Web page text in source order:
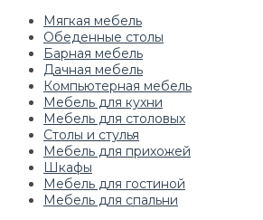
Мягкая мебель
Обеденные столы
Барная мебель
Дачная мебель
Компьютерная мебель
Мебель для кухни
Мебель для столовых
Столы и стулья
Мебель для прихожей
Шкафы
Мебель для гостиной
Мебель для спальни